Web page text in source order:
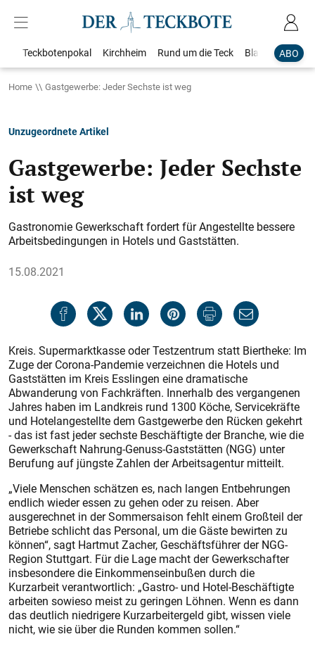
ABO
Teckbotenpokal Kirchheim Rund um die Teck Blaulicht
Home Gastgewerbe: Jeder Sechste ist weg
Unzugeordnete Artikel
Gastgewerbe: Jeder Sechste
ist weg
Gastronomie Gewerkschaft fordert für Angestellte bessere
Arbeitsbedingungen in Hotels und Gaststätten.
15.08.2021
Kreis. Supermarktkasse oder Testzentrum statt Biertheke: Im
Zuge der Corona-Pandemie verzeichnen die Hotels und
Gaststätten im Kreis Esslingen eine dramatische
Abwanderung von Fachkräften. Innerhalb des vergangenen
Jahres haben im Landkreis rund 1300 Köche, Servicekräfte
und Hotelangestellte dem Gastgewerbe den Rücken gekehrt
- das ist fast jeder sechste Beschäftigte der Branche, wie die
Gewerkschaft Nahrung-Genuss-Gaststätten (NGG) unter
Berufung auf jüngste Zahlen der Arbeitsagentur mitteilt.
„Viele Menschen schätzen es, nach langen Entbehrungen
endlich wieder essen zu gehen oder zu reisen. Aber
ausgerechnet in der Sommersaison fehlt einem Großteil der
Betriebe schlicht das Personal, um die Gäste bewirten zu
können“, sagt Hartmut Zacher, Geschäftsführer der NGG-
Region Stuttgart. Für die Lage macht der Gewerkschafter
insbesondere die Einkommenseinbußen durch die
Kurzarbeit verantwortlich: „Gastro- und Hotel-Beschäftigte
arbeiten sowieso meist zu geringen Löhnen. Wenn es dann
das deutlich niedrigere Kurzarbeitergeld gibt, wissen viele
nicht, wie sie über die Runden kommen sollen.“